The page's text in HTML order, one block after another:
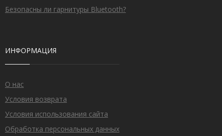
Безопасны ли гарнитуры Bluetooth?
ИНФОРМАЦИЯ
О нас
Условия возврата
Условия использования сайта
Обработка персональных данных